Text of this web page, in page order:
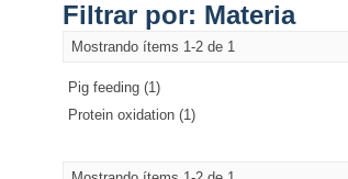
Filtrar por: Materia
Mostrando ítems 1-2 de 1
Pig feeding (1)
Protein oxidation (1)